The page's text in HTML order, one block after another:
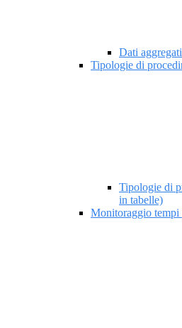
Dati
Tipologie di
Tipologie di
in tabelle)
Monitoraggio tempi